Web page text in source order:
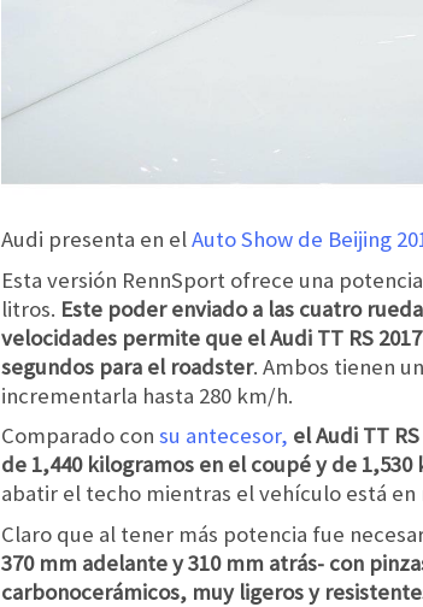
Audi presenta en elAuto Show de Beijing
Esta versión RennSport ofrece una
litros. Este poder enviado a las cuatro
velocidades permite que el Audi TT RS
segundos para el roadster. Ambos tienen
incrementarla hasta 280 km/h.
Comparado con su antecesor, el Audi TT
de 1,440 kilogramos en el coupé y de
abatir el techo mientras el vehículo está
Claro que al tener más potencia fue
370 mm adelante y 310 mm atrás- con
carbonocerámicos, muy ligeros y